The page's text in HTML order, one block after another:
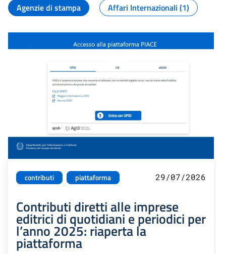
Agenzie di stampa
Affari Internazionali (1)
contributi piattaforma 29/07/2026
Contributi diretti alle imprese
editrici di quotidiani e periodici per
l’anno 2025: riaperta la
piattaforma